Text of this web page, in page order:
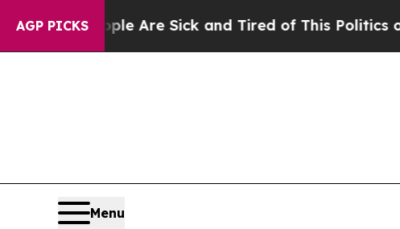
AGP PICKSAre Sick and Tired of This Politics of Hatred”
Menu